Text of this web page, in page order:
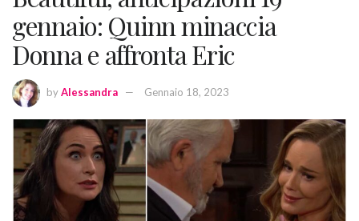
gennaio: Quinn minaccia
Donna e affronta Eric
byAlessandra Gennaio 18, 2023